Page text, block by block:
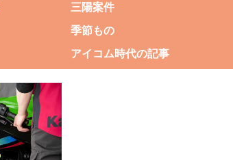
三陽案件
季節もの
アイコム時代の記事